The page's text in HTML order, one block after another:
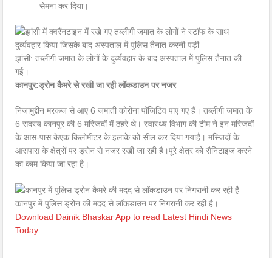
सेमना कर दिया।
झांसी: तब्लीगी जमात के लोगों के दुर्व्यवहार के बाद अस्पताल में पुलिस तैनात की
गई।
कानपुर:ड्रोन कैमरे से रखी जा रही लॉकडाउन पर नजर
निजामुद्दीन मरकज से आए 6 जमाती कोरोना पॉजिटिव पाए गए हैं। तब्लीगी जमात के
6 सदस्य कानपुर की 6 मस्जिदों में ठहरे थे। स्वास्थ्य विभाग की टीम ने इन मस्जिदों
के आस-पास केएक किलोमीटर के इलाके को सील कर दिया गयाहै। मस्जिदों के
आसपास के क्षेत्रों पर ड्रोन से नजर रखी जा रही है।पूरे क्षेत्र को सैनिटाइज करने
का काम किया जा रहा है।
कानपुर में पुलिस ड्रोन की मदद से लॉकडाउन पर निगरानी कर रही है।
Download Dainik Bhaskar App to read Latest Hindi News
Today